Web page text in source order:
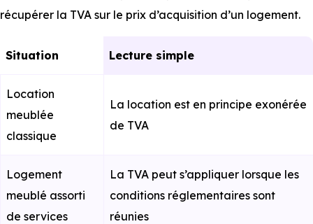
récupérer la TVA sur le prix d’acquisition d’un logement.
Situation Lecture simple
Location
meublée
classique
La location est en principe exonérée
de TVA
Logement
meublé assorti
de services
La TVA peut s’appliquer lorsque les
conditions réglementaires sont
réunies